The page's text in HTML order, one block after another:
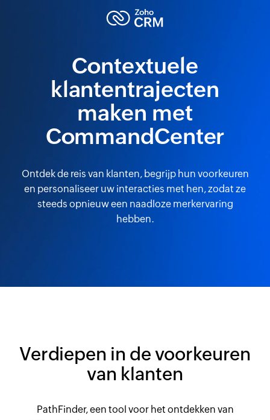
Contextuele
klantentrajecten
maken met
CommandCenter
Ontdek de reis van klanten, begrijp hun voorkeuren
en personaliseer uw interacties met hen, zodat ze
steeds opnieuw een naadloze merkervaring
hebben.
Verdiepen in de voorkeuren
van klanten
PathFinder, een tool voor het ontdekken van